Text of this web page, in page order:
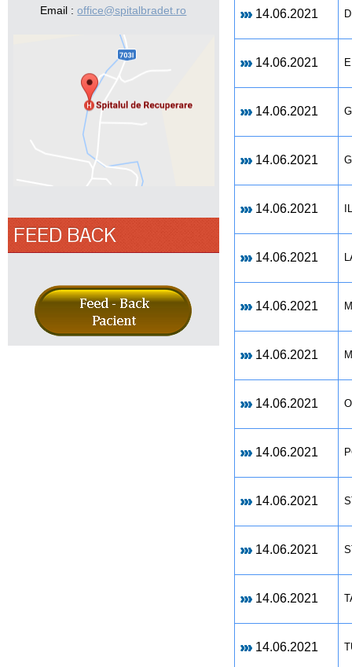
14.06.2021
14.06.2021
14.06.2021
14.06.2021
14.06.2021
14.06.2021
14.06.2021
14.06.2021
14.06.2021
14.06.2021
14.06.2021
14.06.2021
14.06.2021
14.06.2021
Email :office@spitalbradet.ro
FEED BACK